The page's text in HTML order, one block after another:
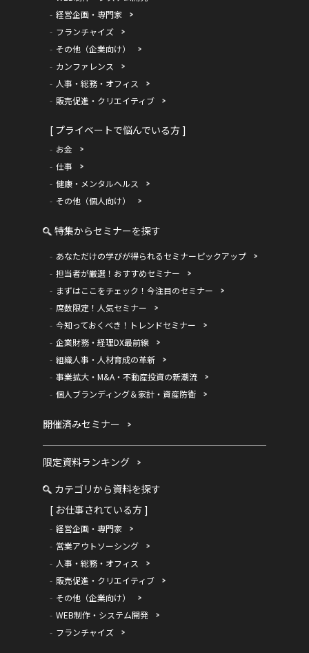
経営企画・専門家
フランチャイズ
その他（企業向け）
カンファレンス
人事・総務・オフィス
販売促進・クリエイティブ
[ プライベートで悩んでいる方 ]
お金
仕事
健康・メンタルヘルス
その他（個人向け）
特集からセミナーを探す
あなただけの学びが得られるセミナーピックアップ
担当者が厳選！おすすめセミナー
まずはここをチェック！今注目のセミナー
席数限定！人気セミナー
今知っておくべき！トレンドセミナー
企業財務・経理DX最前線
組織人事・人材育成の革新
事業拡大・M&A・不動産投資の新潮流
個人ブランディング＆家計・資産防衛
開催済みセミナー
限定資料ランキング
カテゴリから資料を探す
[ お仕事されている方 ]
経営企画・専門家
営業アウトソーシング
人事・総務・オフィス
販売促進・クリエイティブ
その他（企業向け）
WEB制作・システム開発
フランチャイズ